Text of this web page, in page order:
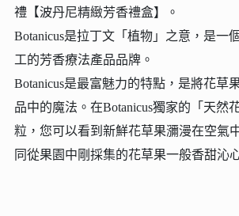
禮【波丹尼精緻芳香禮盒】。
Botanicus是拉丁文「植物」之意，是一
工的芳香療法產品品牌。
Botanicus是最富魅力的特點，是將花草
品中的魔法。在Botanicus獨家的「天然
粒，您可以看到新鮮花草果瀰漫在空氣
同從果園中剛採集的花草果一般香甜沁